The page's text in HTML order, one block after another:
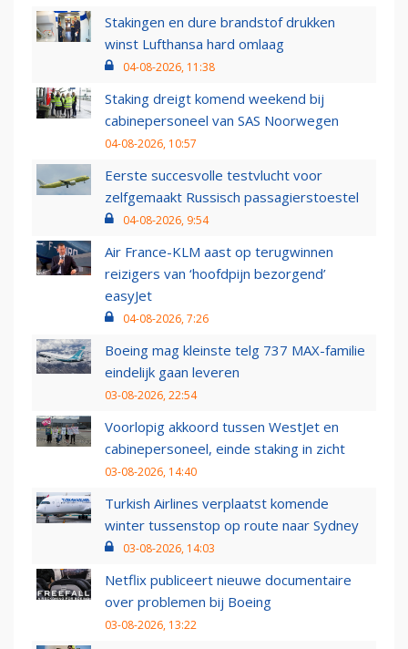
Stakingen en dure brandstof drukken
winst Lufthansa hard omlaag
04-08-2026, 11:38
Staking dreigt komend weekend bij
cabinepersoneel van SAS Noorwegen
04-08-2026, 10:57
Eerste succesvolle testvlucht voor
zelfgemaakt Russisch passagierstoestel
04-08-2026, 9:54
Air France-KLM aast op terugwinnen
reizigers van ‘hoofdpijn bezorgend’
easyJet
04-08-2026, 7:26
Boeing mag kleinste telg 737 MAX-familie
eindelijk gaan leveren
03-08-2026, 22:54
Voorlopig akkoord tussen WestJet en
cabinepersoneel, einde staking in zicht
03-08-2026, 14:40
Turkish Airlines verplaatst komende
winter tussenstop op route naar Sydney
03-08-2026, 14:03
Netflix publiceert nieuwe documentaire
over problemen bij Boeing
03-08-2026, 13:22